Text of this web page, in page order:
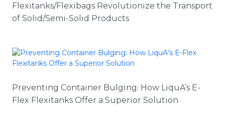
Flexitanks/Flexibags Revolutionize the Transport
of Solid/Semi-Solid Products
Preventing Container Bulging: How LiquA’s E-
Flex Flexitanks Offer a Superior Solution